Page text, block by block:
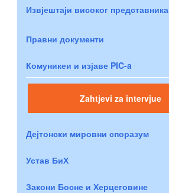
Извјештаји високог представника
Правни документи
Комуникеи и изјаве PIC-a
Zahtjevi za intervjue
Дејтонски мировни споразум
Устав БиХ
Закони Босне и Херцеговине